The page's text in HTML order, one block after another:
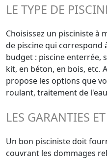
LE TYPE DE
Choisissez un pisciniste à
de piscine qui correspond
budget : piscine enterrée,
kit, en béton, en bois, etc.
propose les options que
roulant, traitement de
LES GARANTIES
Un bon pisciniste doit
couvrant les dommages